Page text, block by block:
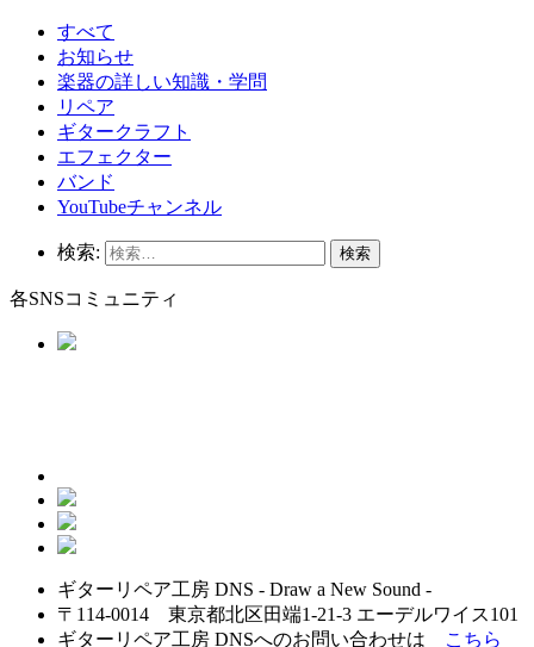
すべて
お知らせ
楽器の詳しい知識・学問
リペア
ギタークラフト
エフェクター
バンド
YouTubeチャンネル
検索:
各SNSコミュニティ
ギターリペア工房 DNS - Draw a New Sound -
〒114-0014 東京都北区田端1-21-3 エーデルワイス101
ギターリペア工房 DNSへのお問い合わせは
こちら